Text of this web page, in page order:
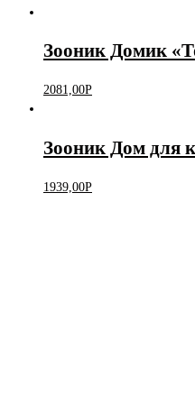
Зооник Домик
2081,00Р
Зооник Дом для
1939,00Р